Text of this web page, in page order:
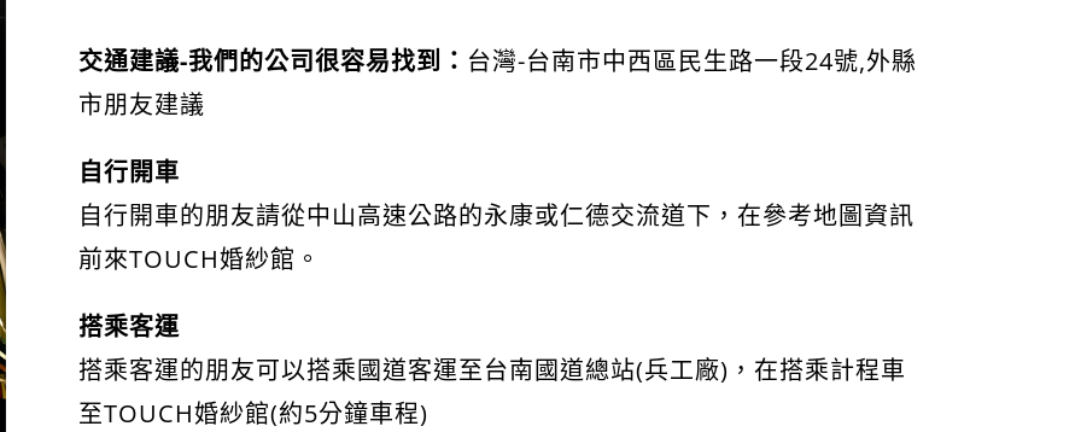
交通建議-我們的公司很容易找到： 台灣-台南市中西區民生路一段24號,外縣
市朋友建議
自行開車
自行開車的朋友請從中山高速公路的永康或仁德交流道下，在參考地圖資訊
前來TOUCH婚紗館。
搭乘客運
搭乘客運的朋友可以搭乘國道客運至台南國道總站(兵工廠)，在搭乘計程車
至TOUCH婚紗館(約5分鐘車程)